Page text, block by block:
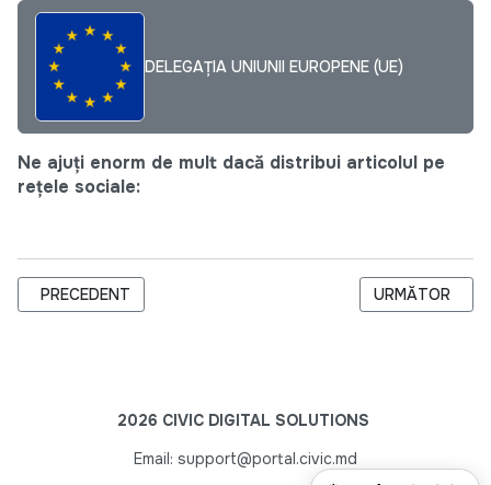
DELEGAȚIA UNIUNII EUROPENE (UE)
Ne ajuți enorm de mult dacă distribui articolul pe
rețele sociale:
ARTICOL PRECEDENT: ALEGEREA CORECTĂ A
PRECEDENT ARTICOLUL
URMĂTOR
2026 CIVIC DIGITAL SOLUTIONS
Email: support@portal.civic.md